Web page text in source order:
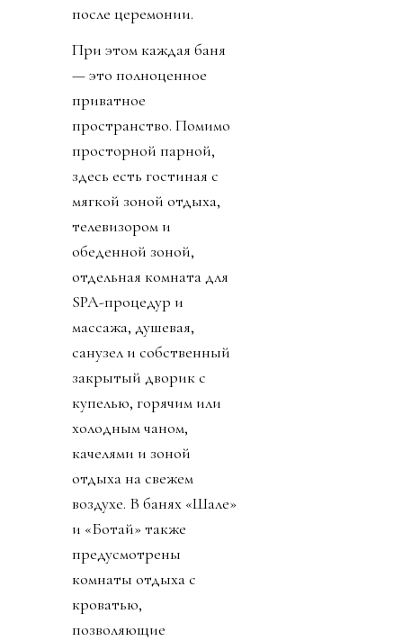
после церемонии.
При этом каждая баня
— это полноценное
приватное
пространство. Помимо
просторной парной,
здесь есть гостиная с
мягкой зоной отдыха,
телевизором и
обеденной зоной,
отдельная комната для
SPA-процедур и
массажа, душевая,
санузел и собственный
закрытый дворик с
купелью, горячим или
холодным чаном,
качелями и зоной
отдыха на свежем
воздухе. В банях «Шале»
и «Ботай» также
предусмотрены
комнаты отдыха с
кроватью,
позволяющие